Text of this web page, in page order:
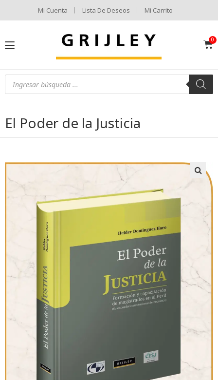
Mi Cuenta Lista De Deseos Mi Carrito
El Poder de la Justicia